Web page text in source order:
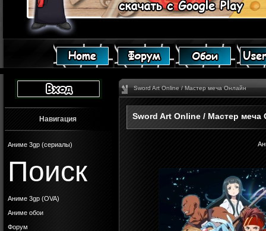
Навигация
Аниме 3gp (сериалы)
Поиск
Аниме 3gp (OVA)
Аниме обои
Форум
Sword Art Online / Мастер меча Онлайн
Sword Art Online / Мастер меча